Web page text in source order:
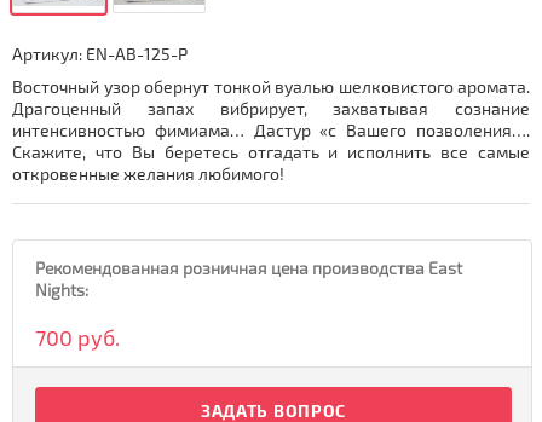
Артикул: EN-AB-125-P
Восточный узор обернут тонкой вуалью шелковистого аромата.
Драгоценный запах вибрирует, захватывая сознание
интенсивностью фимиама… Дастур «с Вашего позволения….
Скажите, что Вы беретесь отгадать и исполнить все самые
откровенные желания любимого!
Рекомендованная розничная цена производства East
Nights:
700 руб.
ЗАДАТЬ ВОПРОС